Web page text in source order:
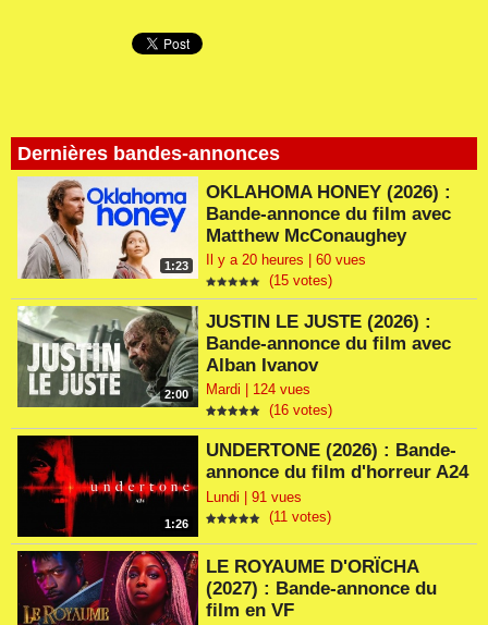
Dernières bandes-annonces
1:23
OKLAHOMA HONEY (2026) :
Bande-annonce du film avec
Matthew McConaughey
Il y a 20 heures | 60 vues
(15 votes)
2:00
JUSTIN LE JUSTE (2026) :
Bande-annonce du film avec
Alban Ivanov
Mardi | 124 vues
(16 votes)
1:26
UNDERTONE (2026) : Bande-
annonce du film d'horreur A24
Lundi | 91 vues
(11 votes)
LE ROYAUME D'ORÏCHA
(2027) : Bande-annonce du
film en VF